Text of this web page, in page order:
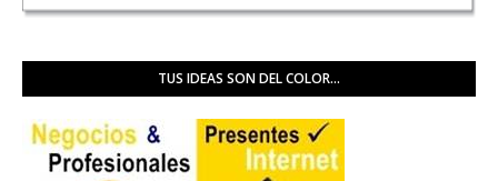
TUS IDEAS SON DEL COLOR...